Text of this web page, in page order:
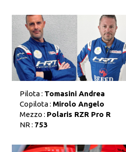
Pilota : Tomasini Andrea
Copilota : Mirolo Angelo
Mezzo : Polaris RZR Pro R
NR : 753